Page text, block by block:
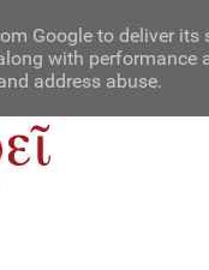
Google to deliver
with performance
address abuse.